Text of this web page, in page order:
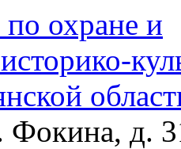
Фокина, д.